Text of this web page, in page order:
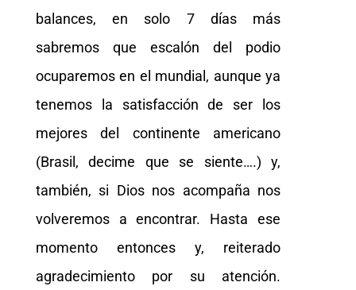
balances, en solo 7 días más
sabremos que escalón del podio
ocuparemos en el mundial, aunque ya
tenemos la satisfacción de ser los
mejores del continente americano
(Brasil, decime que se siente….) y,
también, si Dios nos acompaña nos
volveremos a encontrar. Hasta ese
momento entonces y, reiterado
agradecimiento por su atención.